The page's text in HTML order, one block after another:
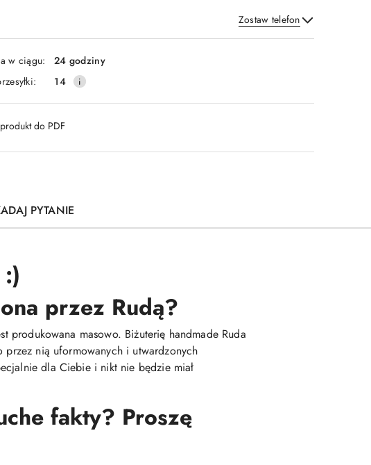
Zostaw telefon
Wyślij
w ciągu:
24 godziny
14
do PDF
PYTANIE
przez Rudą?
produkowana masowo. Biżuterię handmade Ruda
przez nią uformowanych i utwardzonych
dla Ciebie i nikt nie będzie miał
fakty? Proszę